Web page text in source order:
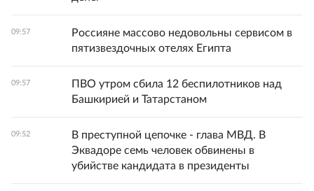
09:57
Россияне массово недовольны сервисом в
пятизвездочных отелях Египта
09:57
ПВО утром сбила 12 беспилотников над
Башкирией и Татарстаном
09:52
В преступной цепочке - глава МВД. В
Эквадоре семь человек обвинены в
убийстве кандидата в президенты